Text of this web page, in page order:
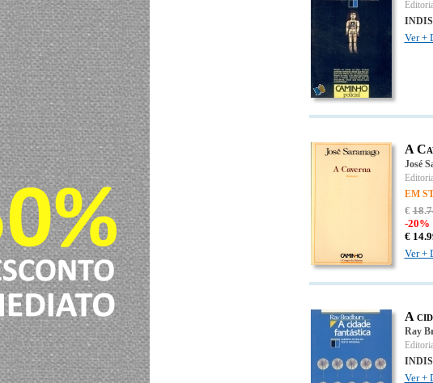
Ver +
A
José
EM
€18.
-20%
€ 14.
Ver +
A
Ray
Ver +